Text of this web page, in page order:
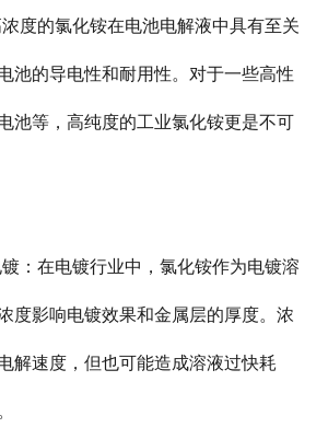
度的氯化铵在电池电解液中具有至关
池的导电性和耐用性。对于一些高性
池等，高纯度的工业氯化铵更是不可
：在电镀行业中，氯化铵作为电镀溶
度影响电镀效果和金属层的厚度。浓
解速度，但也可能造成溶液过快耗